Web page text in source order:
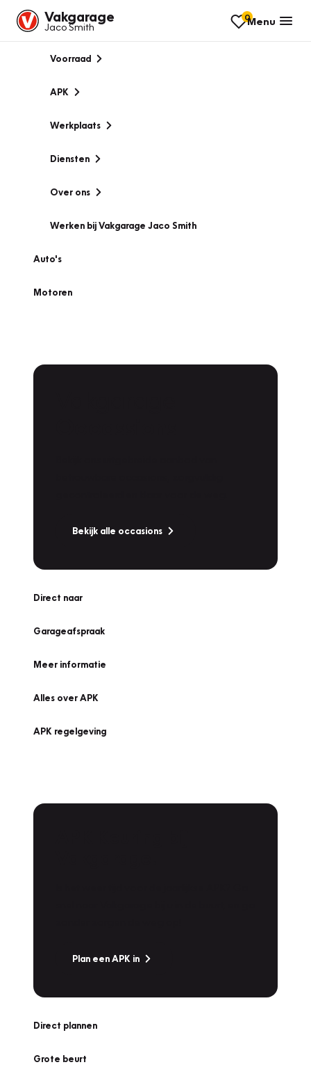
Vakgarage
Jaco Smith
0Menu
Voorraad
APK
Werkplaats
Diensten
Over ons
Werken bij Vakgarage Jaco Smith
Auto's
Motoren
Bekijk alle occasions
Direct naar
Garageafspraak
Meer informatie
Alles over APK
APK regelgeving
Plan een APK in
Direct plannen
Grote beurt